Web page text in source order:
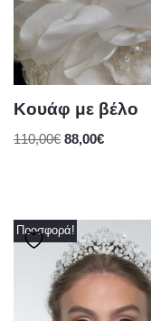
Κουάφ με βέλο
110,00€ 88,00€
Προσφορά!